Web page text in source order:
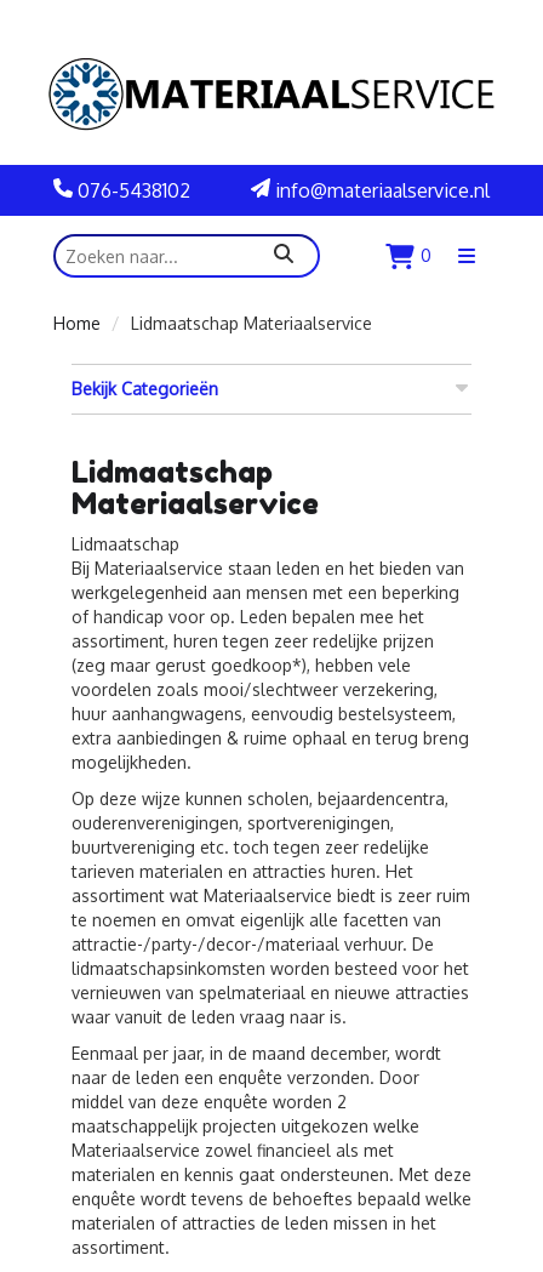
076-5438102 info@materiaalservice.nl
zoeken 0
Menu
Home
Lidmaatschap Materiaalservice
Bekijk Categorieën
Lidmaatschap
Materiaalservice
Lidmaatschap
Bij Materiaalservice staan leden en het bieden van
werkgelegenheid aan mensen met een beperking
of handicap voor op. Leden bepalen mee het
assortiment, huren tegen zeer redelijke prijzen
(zeg maar gerust goedkoop*), hebben vele
voordelen zoals mooi/slechtweer verzekering,
huur aanhangwagens, eenvoudig bestelsysteem,
extra aanbiedingen & ruime ophaal en terug breng
mogelijkheden.
Op deze wijze kunnen scholen, bejaardencentra,
ouderenverenigingen, sportverenigingen,
buurtvereniging etc. toch tegen zeer redelijke
tarieven materialen en attracties huren. Het
assortiment wat Materiaalservice biedt is zeer ruim
te noemen en omvat eigenlijk alle facetten van
attractie-/party-/decor-/materiaal verhuur. De
lidmaatschapsinkomsten worden besteed voor het
vernieuwen van spelmateriaal en nieuwe attracties
waar vanuit de leden vraag naar is.
Eenmaal per jaar, in de maand december, wordt
naar de leden een enquête verzonden. Door
middel van deze enquête worden 2
maatschappelijk projecten uitgekozen welke
Materiaalservice zowel financieel als met
materialen en kennis gaat ondersteunen. Met deze
enquête wordt tevens de behoeftes bepaald welke
materialen of attracties de leden missen in het
assortiment.